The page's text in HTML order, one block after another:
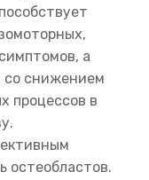
а
со снижением
процессов в
остеобластов.